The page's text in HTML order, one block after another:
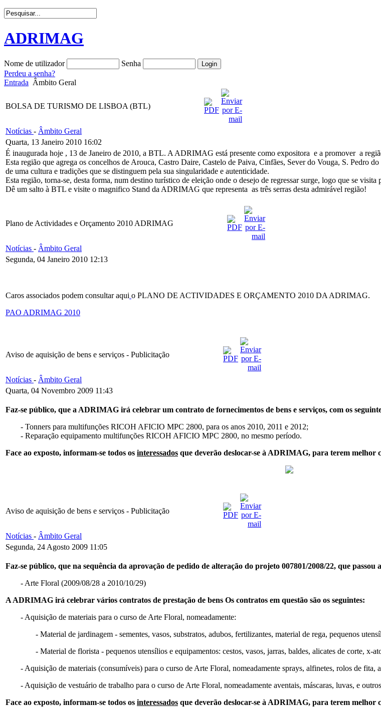
ADRIMAG
Nome de utilizador
Senha
Perdeu a senha?
Entrada Âmbito Geral
BOLSA DE TURISMO DE LISBOA (BTL)
Notícias - Âmbito Geral
Quarta, 13 Janeiro 2010 16:02
É inaugurada hoje , 13 de Janeiro de 2010, a BTL. A ADRIMAG está presente como expositora e a promover
Esta região que agrega os concelhos de Arouca, Castro Daire, Castelo de Paiva, Cinfães, Sever do Vouga, S. Pedro
de uma cultura e tradições que se distinguem pela sua singularidade e autenticidade.
Esta região, torna-se, desta forma, num destino turístico de eleição onde o desejo de regressar surge, logo que se visita
Dê um salto à BTL e visite o magnifico Stand da ADRIMAG que representa as três serras desta admirável região!
Plano de Actividades e Orçamento 2010 ADRIMAG
Notícias - Âmbito Geral
Segunda, 04 Janeiro 2010 12:13
Caros associados podem consultar aqui o PLANO DE ACTIVIDADES E ORÇAMENTO 2010 DA ADRIMAG.
PAO ADRIMAG 2010
Aviso de aquisição de bens e serviços - Publicitação
Notícias - Âmbito Geral
Quarta, 04 Novembro 2009 11:43
Faz-se público, que a ADRIMAG irá celebrar um contrato de fornecimentos de bens e serviços, com os
- Tonners para multifunções RICOH AFICIO MPC 2800, para os anos 2010, 2011 e 2012;
- Reparação equipamento multifunções RICOH AFICIO MPC 2800, no mesmo período.
Face ao exposto, informam-se todos os interessados que deverão deslocar-se à ADRIMAG, para terem melhor
Aviso de aquisição de bens e serviços - Publicitação
Notícias - Âmbito Geral
Segunda, 24 Agosto 2009 11:05
Faz-se público, que na sequência da aprovação de pedido de alteração do projeto 007801/2008/22, que
- Arte Floral (2009/08/28 a 2010/10/29)
A ADRIMAG irá celebrar vários contratos de prestação de bens Os contratos em questão são os seguintes:
- Aquisição de materiais para o curso de Arte Floral, nomeadamente:
- Material de jardinagem - sementes, vasos, substratos, adubos, fertilizantes, material de rega, pequenos
- Material de florista - pequenos utensílios e equipamentos: cestos, vasos, jarras, baldes, alicates de corte, x-
- Aquisição de materiais (consumíveis) para o curso de Arte Floral, nomeadamente sprays, alfinetes, rolos de fita,
- Aquisição de vestuário de trabalho para o curso de Arte Floral, nomeadamente aventais, máscaras, luvas, e
Face ao exposto, informam-se todos os interessados que deverão deslocar-se à ADRIMAG, para terem melhor